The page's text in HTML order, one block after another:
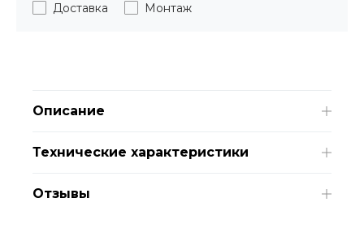
Доставка Монтаж
Описание
Технические характеристики
Отзывы